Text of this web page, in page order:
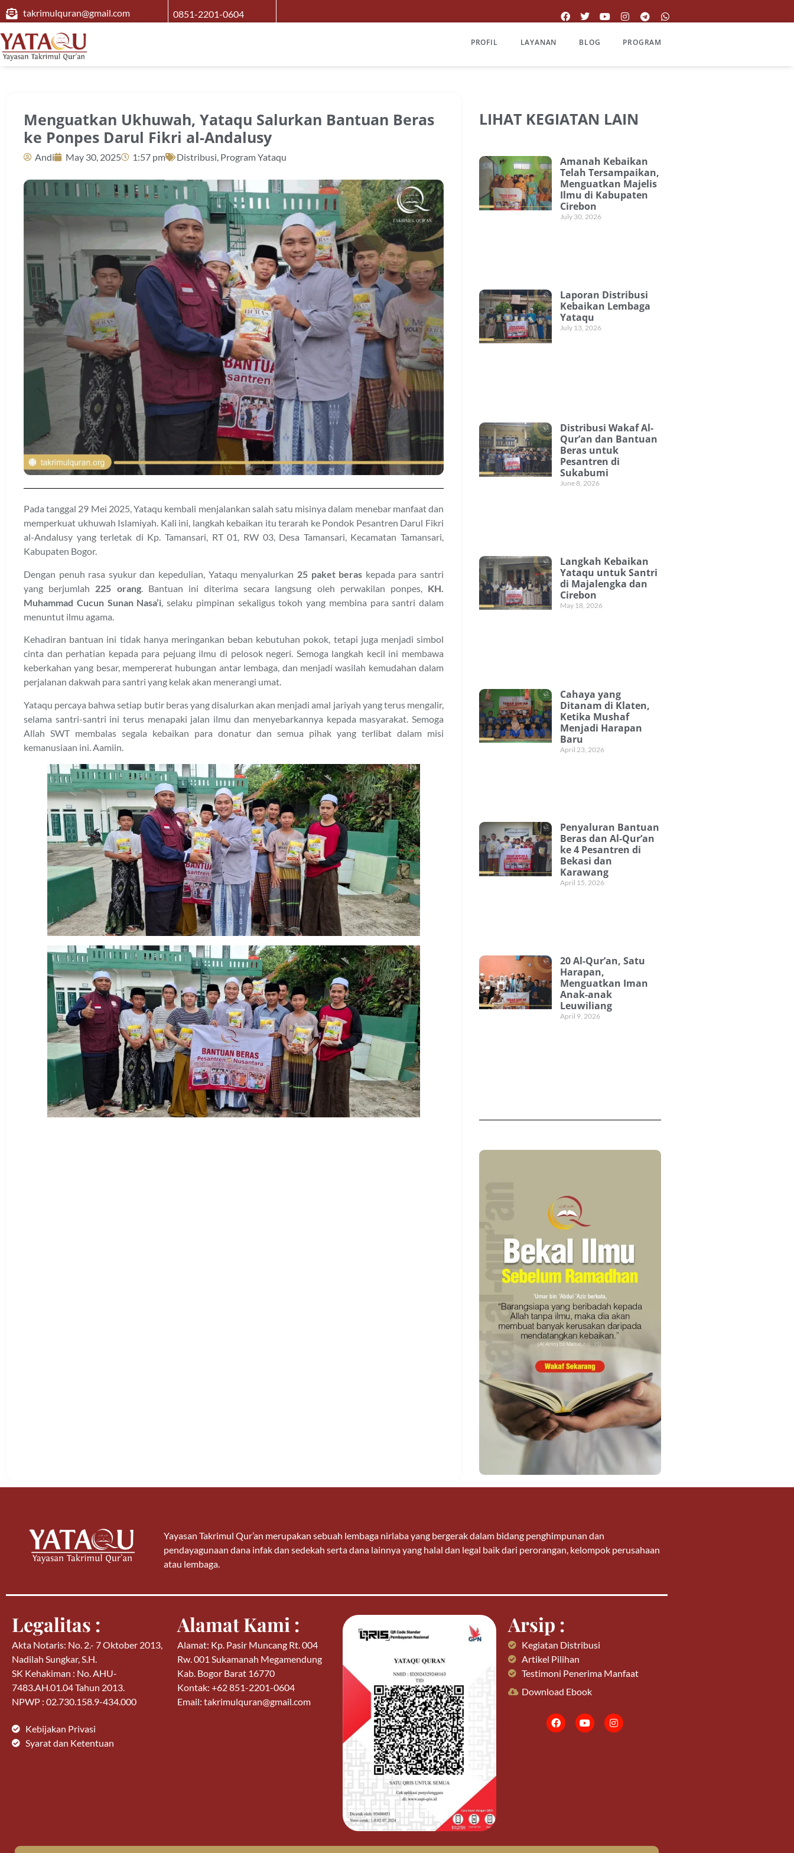
takrimulquran@gmail.com 0851-2201-0604
PROFIL LAYANAN BLOG PROGRAM
Menguatkan Ukhuwah, Yataqu Salurkan Bantuan Beras
ke Ponpes Darul Fikri al-Andalusy
Andi May 30, 2025 1:57 pm Distribusi, Program Yataqu
Pada tanggal 29 Mei 2025, Yataqu kembali menjalankan salah satu misinya dalam menebar manfaat dan
memperkuat ukhuwah Islamiyah. Kali ini, langkah kebaikan itu terarah ke Pondok Pesantren Darul Fikri
al-Andalusy yang terletak di Kp. Tamansari, RT 01, RW 03, Desa Tamansari, Kecamatan Tamansari,
Kabupaten Bogor.
Dengan penuh rasa syukur dan kepedulian, Yataqu menyalurkan 25 paket beras kepada para santri
yang berjumlah 225 orang. Bantuan ini diterima secara langsung oleh perwakilan ponpes, KH.
Muhammad Cucun Sunan Nasa’i , selaku pimpinan sekaligus tokoh yang membina para santri dalam
menuntut ilmu agama.
Kehadiran bantuan ini tidak hanya meringankan beban kebutuhan pokok, tetapi juga menjadi simbol
cinta dan perhatian kepada para pejuang ilmu di pelosok negeri. Semoga langkah kecil ini membawa
keberkahan yang besar, mempererat hubungan antar lembaga, dan menjadi wasilah kemudahan dalam
perjalanan dakwah para santri yang kelak akan menerangi umat.
Yataqu percaya bahwa setiap butir beras yang disalurkan akan menjadi amal jariyah yang terus mengalir,
selama santri-santri ini terus menapaki jalan ilmu dan menyebarkannya kepada masyarakat. Semoga
Allah SWT membalas segala kebaikan para donatur dan semua pihak yang terlibat dalam misi
kemanusiaan ini. Aamiin.
LIHAT KEGIATAN LAIN
Amanah Kebaikan
Telah Tersampaikan,
Menguatkan Majelis
Ilmu di Kabupaten
Cirebon
July 30, 2026
Laporan Distribusi
Kebaikan Lembaga
Yataqu
July 13, 2026
Distribusi Wakaf Al-
Qur’an dan Bantuan
Beras untuk
Pesantren di
Sukabumi
June 8, 2026
Langkah Kebaikan
Yataqu untuk Santri
di Majalengka dan
Cirebon
May 18, 2026
Cahaya yang
Ditanam di Klaten,
Ketika Mushaf
Menjadi Harapan
Baru
April 23, 2026
Penyaluran Bantuan
Beras dan Al-Qur’an
ke 4 Pesantren di
Bekasi dan
Karawang
April 15, 2026
20 Al-Qur’an, Satu
Harapan,
Menguatkan Iman
Anak-anak
Leuwiliang
April 9, 2026
Yayasan Takrimul Qur’an merupakan sebuah lembaga nirlaba yang bergerak dalam bidang penghimpunan dan
pendayagunaan dana infak dan sedekah serta dana lainnya yang halal dan legal baik dari perorangan, kelompok perusahaan
atau lembaga.
Legalitas :
Akta Notaris: No. 2.- 7 Oktober 2013,
Nadilah Sungkar, S.H.
SK Kehakiman : No. AHU-
7483.AH.01.04 Tahun 2013.
NPWP : 02.730.158.9-434.000
Kebijakan Privasi
Syarat dan Ketentuan
Alamat Kami :
Alamat: Kp. Pasir Muncang Rt. 004
Rw. 001 Sukamanah Megamendung
Kab. Bogor Barat 16770
Kontak: +62 851-2201-0604
Email: takrimulquran@gmail.com
Arsip :
Kegiatan Distribusi
Artikel Pilihan
Testimoni Penerima Manfaat
Download Ebook